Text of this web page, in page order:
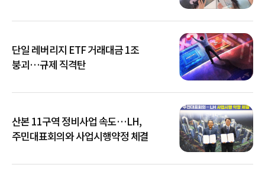
단일 레버리지 ETF 거래대금 1조
붕괴…규제 직격탄
산본 11구역 정비사업 속도…LH,
주민대표회의와 사업시행약정 체결